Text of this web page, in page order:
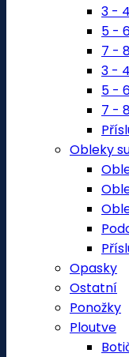
3 -
5 -
7 -
3 -
5 -
7 -
Obleky
Opasky
Ostatní
Ponožky
Ploutve